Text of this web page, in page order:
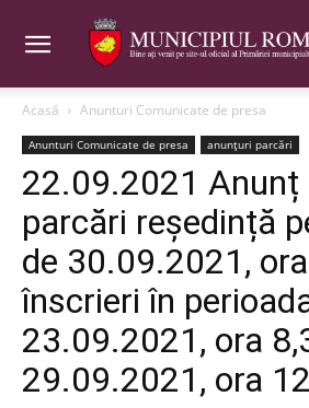
Acasă Anunturi Comunicate de presa
Anunturi Comunicate de presa anunțuri parcări
22.09.2021
parcări reședință
de 30.09.2021,
înscrieri în
23.09.2021, ora
29.09.2021, ora